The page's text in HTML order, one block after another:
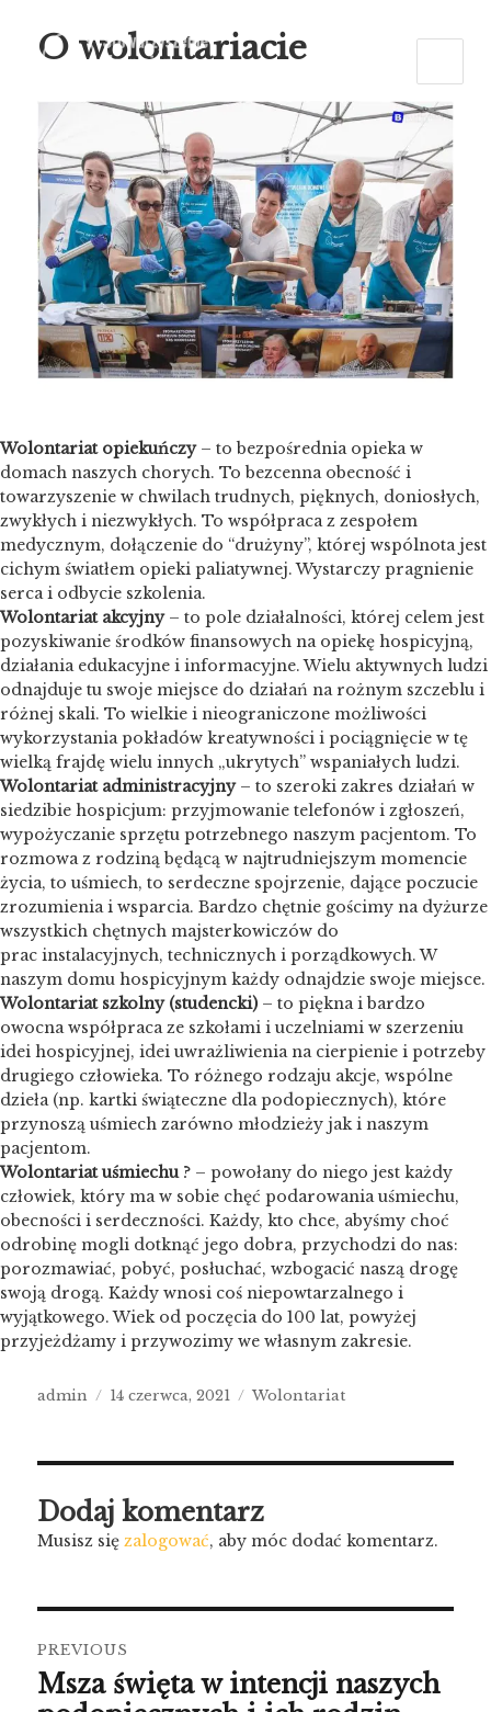
O wolontariacie
Wolontariat opiekuńczy– to bezpośrednia opieka w
domach naszych chorych. To bezcenna obecność i
towarzyszenie w chwilach trudnych, pięknych, doniosłych,
zwykłych i niezwykłych. To współpraca z zespołem
medycznym, dołączenie do “drużyny”, której wspólnota jest
cichym światłem opieki paliatywnej. Wystarczy pragnienie
serca i odbycie szkolenia.
Wolontariat akcyjny– to pole działalności, której celem jest
pozyskiwanie środków finansowych na opiekę hospicyjną,
działania edukacyjne i informacyjne. Wielu aktywnych ludzi
odnajduje tu swoje miejsce do działań na rożnym szczeblu i
różnej skali. To wielkie i nieograniczone możliwości
wykorzystania pokładów kreatywności i pociągnięcie w tę
wielką frajdę wielu innych „ukrytych” wspaniałych ludzi.
Wolontariat administracyjny– to szeroki zakres działań w
siedzibie hospicjum: przyjmowanie telefonów i zgłoszeń,
wypożyczanie sprzętu potrzebnego naszym pacjentom. To
rozmowa z rodziną będącą w najtrudniejszym momencie
życia, to uśmiech, to serdeczne spojrzenie, dające poczucie
zrozumienia i wsparcia. Bardzo chętnie gościmy na dyżurze
wszystkich chętnych majsterkowiczów do
prac instalacyjnych, technicznych i porządkowych. W
naszym domu hospicyjnym każdy odnajdzie swoje miejsce.
Wolontariat szkolny (studencki) – to piękna i bardzo
owocna współpraca ze szkołami i uczelniami w szerzeniu
idei hospicyjnej, idei uwrażliwienia na cierpienie i potrzeby
drugiego człowieka. To różnego rodzaju akcje, wspólne
dzieła (np. kartki świąteczne dla podopiecznych), które
przynoszą uśmiech zarówno młodzieży jak i naszym
pacjentom.
Wolontariat uśmiechu? – powołany do niego jest każdy
człowiek, który ma w sobie chęć podarowania uśmiechu,
obecności i serdeczności. Każdy, kto chce, abyśmy choć
odrobinę mogli dotknąć jego dobra, przychodzi do nas:
porozmawiać, pobyć, posłuchać, wzbogacić naszą drogę
swoją drogą. Każdy wnosi coś niepowtarzalnego i
wyjątkowego. Wiek od poczęcia do 100 lat, powyżej
przyjeżdżamy i przywozimy we własnym zakresie.
Author
admin
Posted
14 czerwca, 2021 Categories
Wolontariat
Dodaj komentarz
Musisz sięzalogować, aby móc dodać komentarz.
wpisu
PREVIOUS
Previous
post:
Msza święta w intencji naszych